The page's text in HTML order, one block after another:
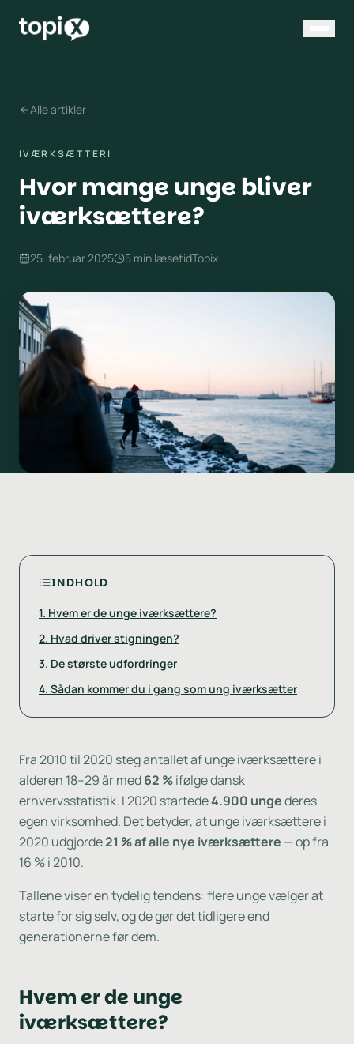
Alle artikler
IVÆRKSÆTTERI
Hvor mange unge bliver
iværksættere?
25. februar 2025 5 min læsetidTopix
INDHOLD
1. Hvem er de unge iværksættere?
2. Hvad driver stigningen?
3. De største udfordringer
4. Sådan kommer du i gang som ung iværksætter
Fra 2010 til 2020 steg antallet af unge iværksættere i
alderen 18–29 år med62 %ifølge dansk
erhvervsstatistik. I 2020 startede4.900 ungederes
egen virksomhed. Det betyder, at unge iværksættere i
2020 udgjorde21 % af alle nye iværksættere — op fra
16 % i 2010.
Tallene viser en tydelig tendens: flere unge vælger at
starte for sig selv, og de gør det tidligere end
generationerne før dem.
Hvem er de unge
iværksættere?